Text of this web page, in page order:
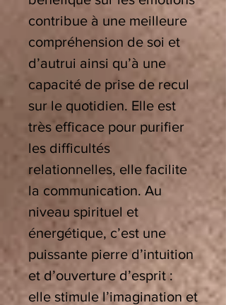
contribue à une meilleure
compréhension de soi et
d’autrui ainsi qu’à une
capacité de prise de recul
sur le quotidien. Elle est
très efficace pour purifier
les difficultés
relationnelles, elle facilite
la communication. Au
niveau spirituel et
énergétique, c’est une
puissante pierre d’intuition
et d’ouverture d’esprit :
elle stimule l’imagination et